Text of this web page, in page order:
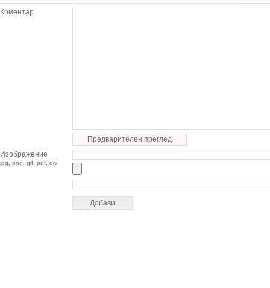
Коментар
Предварителен преглед
Изображение
jpg, png, gif, pdf, djv